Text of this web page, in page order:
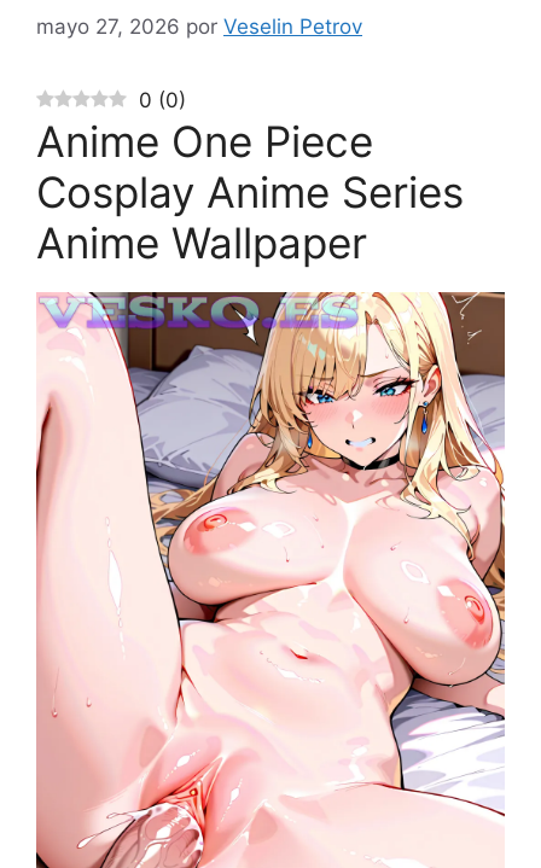
mayo 27, 2026 por Veselin Petrov
0 (0)
Anime One Piece
Cosplay Anime Series
Anime Wallpaper